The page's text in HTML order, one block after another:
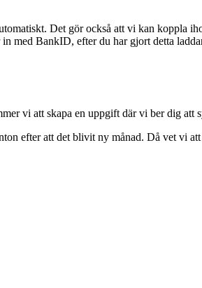
Det gör också att vi kan koppla
med BankID, efter du har gjort detta
vi att skapa en uppgift där vi ber dig att
efter att det blivit ny månad. Då vet vi